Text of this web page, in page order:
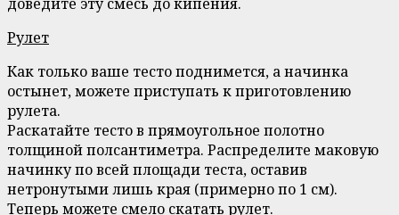
Рулет
Как только ваше тесто поднимется, а начинка
остынет, можете приступать к приготовлению
рулета.
Раскатайте тесто в прямоугольное полотно
толщиной полсантиметра. Распределите маковую
начинку по всей площади теста, оставив
нетронутыми лишь края (примерно по 1 см).
Теперь можете смело скатать рулет.